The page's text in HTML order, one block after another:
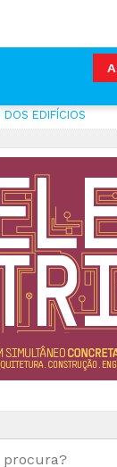
EDIFÍCIOS